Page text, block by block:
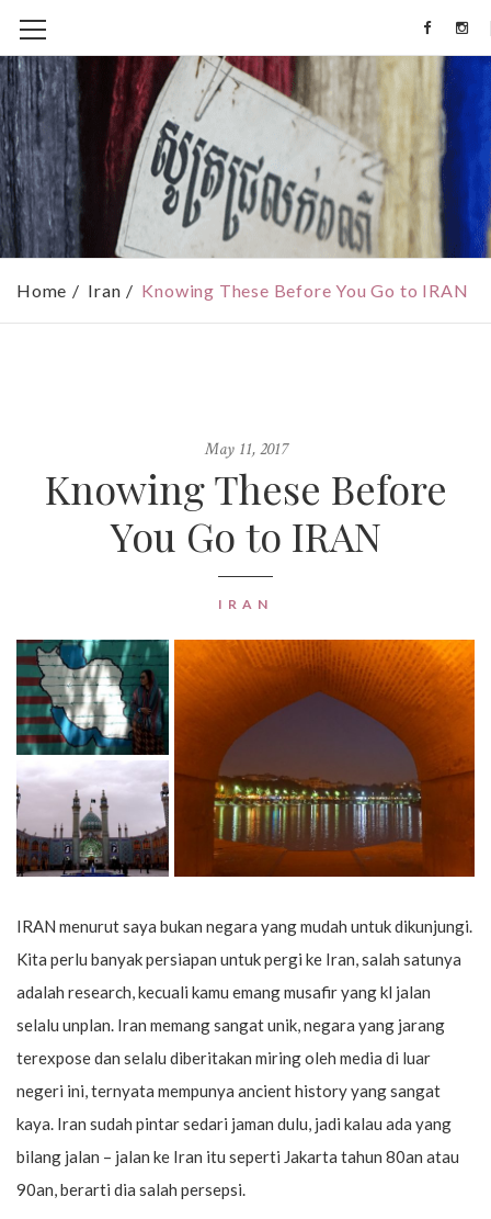
Home Iran Knowing These Before You Go to IRAN
May 11, 2017
Knowing These Before
You Go to IRAN
IRAN
IRAN menurut saya bukan negara yang mudah untuk dikunjungi.
Kita perlu banyak persiapan untuk pergi ke Iran, salah satunya
adalah research, kecuali kamu emang musafir yang kl jalan
selalu unplan. Iran memang sangat unik, negara yang jarang
terexpose dan selalu diberitakan miring oleh media di luar
negeri ini, ternyata mempunya ancient history yang sangat
kaya. Iran sudah pintar sedari jaman dulu, jadi kalau ada yang
bilang jalan – jalan ke Iran itu seperti Jakarta tahun 80an atau
90an, berarti dia salah persepsi.